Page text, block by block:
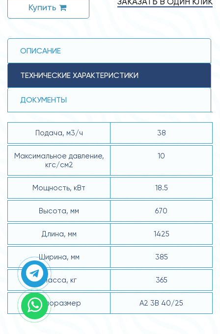
Купить
ОПИСАНИЕ
ТЕХНИЧЕСКИЕ ХАРАКТЕРИСТИКИ
ДОКУМЕНТЫ
Подача, м3/ч 38
Максимальное давление,
кгс/см2
10
Мощность, кВт 18.5
Высота, мм 670
Длина, мм 1425
Ширина, мм 385
Масса, кг 365
Типоразмер А2 3В 40/25